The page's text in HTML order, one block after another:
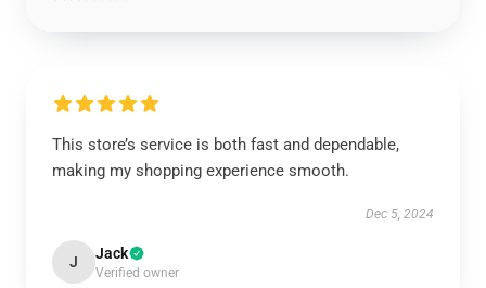
This store’s service is both fast and dependable,
making my shopping experience smooth.
Dec 5, 2024
J Jack
Verified owner